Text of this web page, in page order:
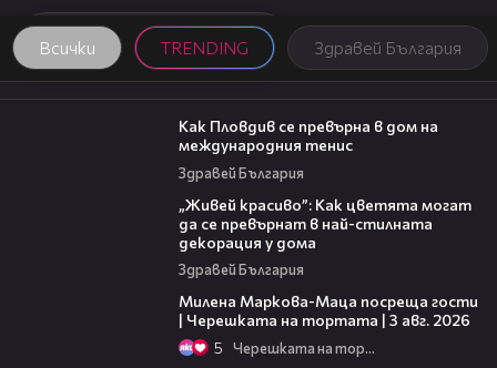
Всички TRENDING Здравей България
03:09
Как Пловдив се превърна в дом на
международния тенис
Здравей България
„Живей красиво”: Как цветята могат
да се превърнат в най-стилната
декорация у дома
Здравей България
Милена Маркова-Маца посреща гости
| Черешката на тортата | 3 авг. 2026
5 Черешката на тортата